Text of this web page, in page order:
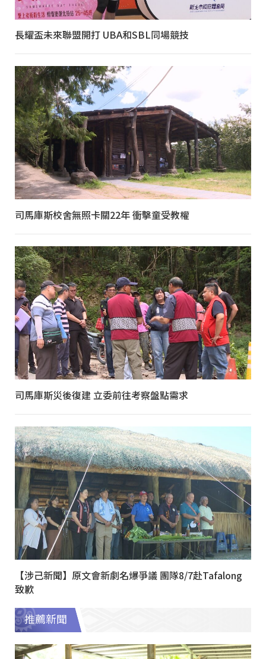
長耀盃未來聯盟開打 UBA和SBL同場競技
司馬庫斯校舍無照卡關22年 衝擊童受教權
司馬庫斯災後復建 立委前往考察盤點需求
【涉己新聞】原文會新劇名爆爭議 團隊8/7赴Tafalong
致歉
推薦新聞